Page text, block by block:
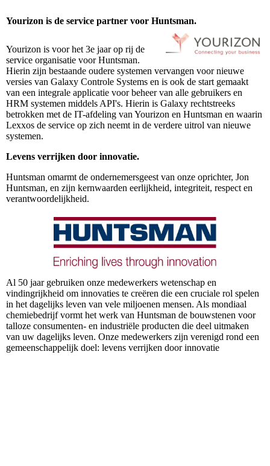
Yourizon is de service partner voor Huntsman.
Yourizon is voor het 3e jaar op rij de
service organisatie voor Huntsman.
Hierin zijn bestaande oudere systemen vervangen voor nieuwe
versies van Galaxy Controle Systems en is ook de start gemaakt
van een integrale applicatie voor beheer van alle gebruikers en
HRM systemen middels API's. Hierin is Galaxy rechtstreeks
betrokken met de IT-afdeling van Yourizon en Huntsman en waarin
Lexxos de service op zich neemt in de verdere uitrol van nieuwe
systemen.
Levens verrijken door innovatie.
Huntsman omarmt de ondernemersgeest van onze oprichter, Jon
Huntsman, en zijn kernwaarden eerlijkheid, integriteit, respect en
verantwoordelijkheid.
Al 50 jaar gebruiken onze medewerkers wetenschap en
vindingrijkheid om innovaties te creëren die een cruciale rol spelen
in het dagelijks leven van vele miljoenen mensen. Als mondiaal
chemiebedrijf vormt het werk van Huntsman de bouwstenen voor
talloze consumenten- en industriële producten die deel uitmaken
van uw dagelijks leven. Onze medewerkers zijn verenigd rond een
gemeenschappelijk doel: levens verrijken door innovatie